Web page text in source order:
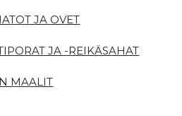
JA OVET
JA -REIKÄSAHAT
MAALIT